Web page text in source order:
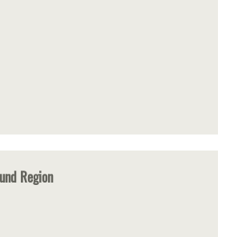
Region